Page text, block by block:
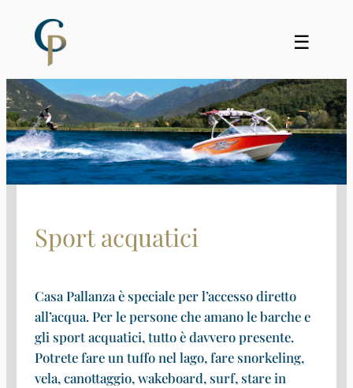
☰
Sport acquatici
Casa Pallanza è speciale per l’accesso diretto
all’acqua. Per le persone che amano le barche e
gli sport acquatici, tutto è davvero presente.
Potrete fare un tuffo nel lago, fare snorkeling,
vela, canottaggio, wakeboard, surf, stare in